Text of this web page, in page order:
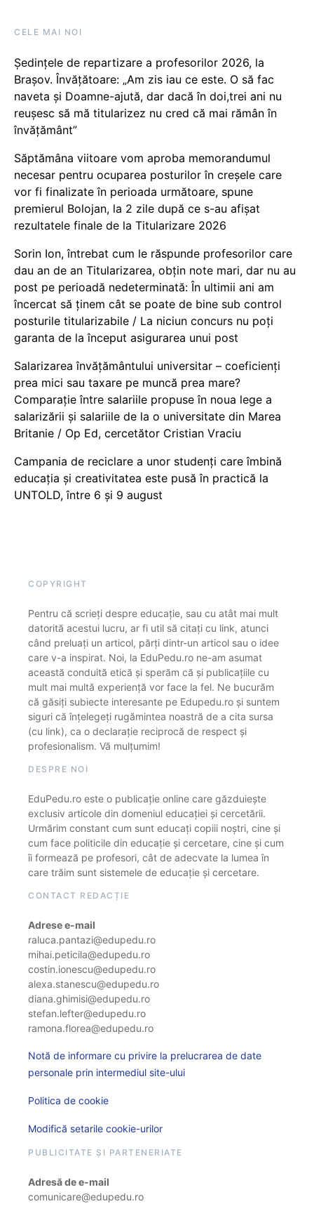
CELE MAI NOI
Ședințele de repartizare a profesorilor 2026, la
Brașov. Învățătoare: „Am zis iau ce este. O să fac
naveta și Doamne-ajută, dar dacă în doi,trei ani nu
reușesc să mă titularizez nu cred că mai rămân în
învățământ”
Săptămâna viitoare vom aproba memorandumul
necesar pentru ocuparea posturilor în creșele care
vor fi finalizate în perioada următoare, spune
premierul Bolojan, la 2 zile după ce s-au afișat
rezultatele finale de la Titularizare 2026
Sorin Ion, întrebat cum le răspunde profesorilor care
dau an de an Titularizarea, obțin note mari, dar nu au
post pe perioadă nedeterminată: În ultimii ani am
încercat să ținem cât se poate de bine sub control
posturile titularizabile / La niciun concurs nu poți
garanta de la început asigurarea unui post
Salarizarea învățământului universitar – coeficienți
prea mici sau taxare pe muncă prea mare?
Comparație între salariile propuse în noua lege a
salarizării și salariile de la o universitate din Marea
Britanie / Op Ed, cercetător Cristian Vraciu
Campania de reciclare a unor studenți care îmbină
educația și creativitatea este pusă în practică la
UNTOLD, între 6 și 9 august
COPYRIGHT
Pentru că scrieți despre educație, sau cu atât mai mult
datorită acestui lucru, ar fi util să citați cu link, atunci
când preluați un articol, părți dintr-un articol sau o idee
care v-a inspirat. Noi, la EduPedu.ro ne-am asumat
această conduită etică și sperăm că și publicațiile cu
mult mai multă experiență vor face la fel. Ne bucurăm
că găsiți subiecte interesante pe Edupedu.ro și suntem
siguri că înțelegeți rugămintea noastră de a cita sursa
(cu link), ca o declarație reciprocă de respect și
profesionalism. Vă mulțumim!
DESPRE NOI
EduPedu.ro este o publicație online care găzduiește
exclusiv articole din domeniul educației și cercetării.
Urmărim constant cum sunt educați copiii noștri, cine și
cum face politicile din educație și cercetare, cine și cum
îi formează pe profesori, cât de adecvate la lumea în
care trăim sunt sistemele de educație și cercetare.
CONTACT REDACȚIE
Adrese e-mail
raluca.pantazi@edupedu.ro
mihai.peticila@edupedu.ro
costin.ionescu@edupedu.ro
alexa.stanescu@edupedu.ro
diana.ghimisi@edupedu.ro
stefan.lefter@edupedu.ro
ramona.florea@edupedu.ro
Notă de informare cu privire la prelucrarea de date
personale prin intermediul site-ului
Politica de cookie
Modifică setarile cookie-urilor
PUBLICITATE ȘI PARTENERIATE
Adresă de e-mail
comunicare@edupedu.ro